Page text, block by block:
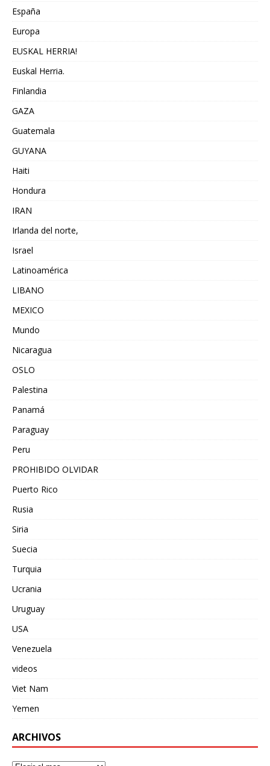
España
Europa
EUSKAL HERRIA!
Euskal Herria.
Finlandia
GAZA
Guatemala
GUYANA
Haiti
Hondura
IRAN
Irlanda del norte,
Israel
Latinoamérica
LIBANO
MEXICO
Mundo
Nicaragua
OSLO
Palestina
Panamá
Paraguay
Peru
PROHIBIDO OLVIDAR
Puerto Rico
Rusia
Siria
Suecia
Turquia
Ucrania
Uruguay
USA
Venezuela
videos
Viet Nam
Yemen
ARCHIVOS